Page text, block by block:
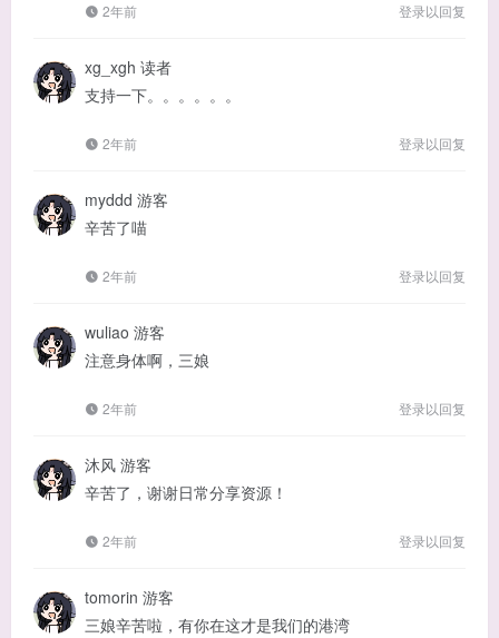
2年前 登录以回复
xg_xgh 读者
支持一下。。。。。。
2年前 登录以回复
myddd 游客
辛苦了喵
2年前 登录以回复
wuliao 游客
注意身体啊，三娘
2年前 登录以回复
沐风 游客
辛苦了，谢谢日常分享资源！
2年前 登录以回复
tomorin 游客
三娘辛苦啦，有你在这才是我们的港湾